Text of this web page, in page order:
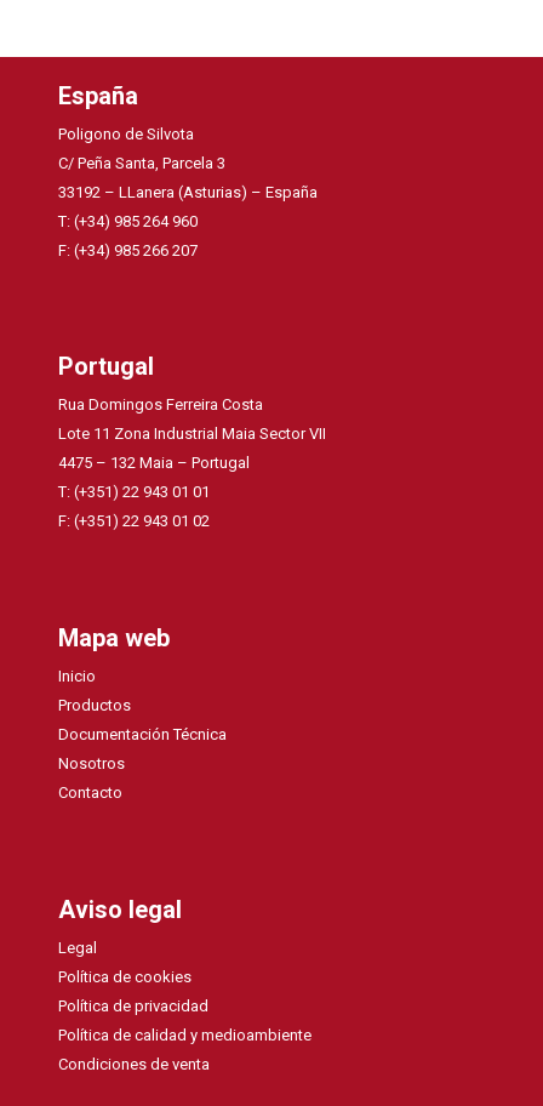
España
Poligono de Silvota
C/ Peña Santa, Parcela 3
33192 – LLanera (Asturias) – España
T: (+34) 985 264 960
F: (+34) 985 266 207
Portugal
Rua Domingos Ferreira Costa
Lote 11 Zona Industrial Maia Sector VII
4475 – 132 Maia – Portugal
T: (+351) 22 943 01 01
F: (+351) 22 943 01 02
Mapa web
Inicio
Productos
Documentación Técnica
Nosotros
Contacto
Aviso legal
Legal
Política de cookies
Política de privacidad
Política de calidad y medioambiente
Condiciones de venta